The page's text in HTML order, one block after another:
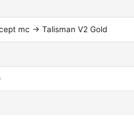
mc → Talisman V2 Gold